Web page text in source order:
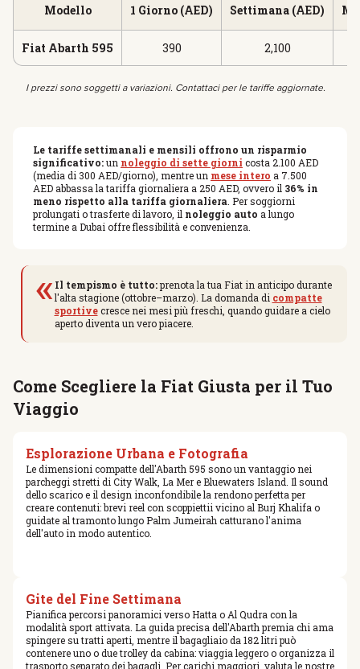
Modello 1 Giorno (AED) Settimana (AED)
Fiat Abarth 595 390 2,100
I prezzi sono soggetti a variazioni. Contattaci per le tariffe aggiornate.
Le tariffe settimanali e mensili offrono un risparmio
significativo:un noleggio di sette giorni costa 2.100 AED
(media di 300 AED/giorno), mentre un mese intero a 7.500
AED abbassa la tariffa giornaliera a 250 AED, ovvero il 36% in
meno rispetto alla tariffa giornaliera . Per soggiorni
prolungati o trasferte di lavoro, il noleggio auto a lungo
termine a Dubai offre flessibilità e convenienza.
« Il tempismo è tutto:prenota la tua Fiat in anticipo durante
l'alta stagione (ottobre–marzo). La domanda di compatte
sportivecresce nei mesi più freschi, quando guidare a cielo
aperto diventa un vero piacere.
Come Scegliere la Fiat Giusta per il Tuo
Viaggio
Esplorazione Urbana e Fotografia
Le dimensioni compatte dell'Abarth 595 sono un vantaggio nei
parcheggi stretti di City Walk, La Mer e Bluewaters Island. Il sound
dello scarico e il design inconfondibile la rendono perfetta per
creare contenuti: brevi reel con scoppiettii vicino al Burj Khalifa o
guidate al tramonto lungo Palm Jumeirah catturano l'anima
dell'auto in modo autentico.
Gite del Fine Settimana
Pianifica percorsi panoramici verso Hatta o Al Qudra con la
modalità sport attivata. La guida precisa dell'Abarth premia chi ama
spingere su tratti aperti, mentre il bagagliaio da 182 litri può
contenere uno o due trolley da cabina: viaggia leggero o organizza il
trasporto separato dei bagagli. Per carichi maggiori, valuta le nostre